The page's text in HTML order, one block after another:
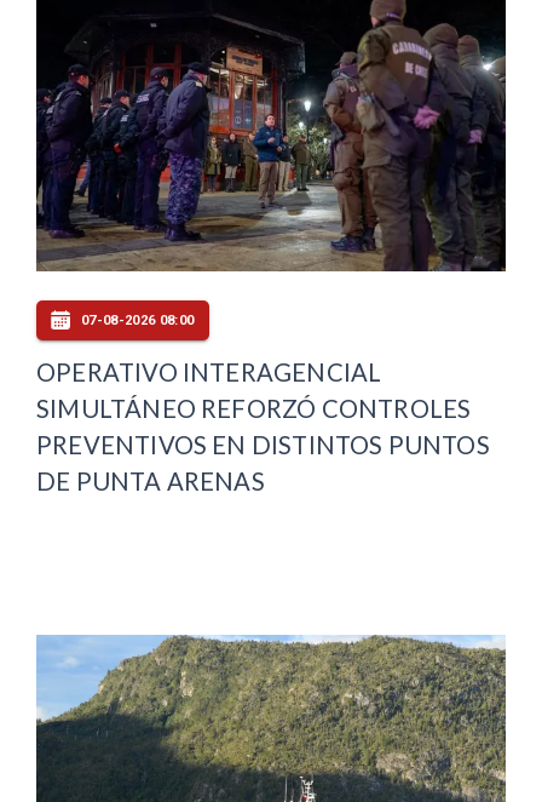
07-08-2026 08:00
OPERATIVO INTERAGENCIAL
SIMULTÁNEO REFORZÓ CONTROLES
PREVENTIVOS EN DISTINTOS PUNTOS
DE PUNTA ARENAS